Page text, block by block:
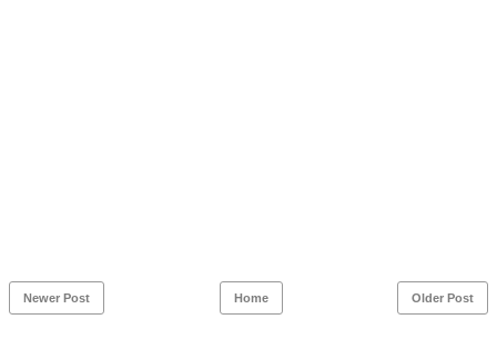
Newer Post Older Post
Home